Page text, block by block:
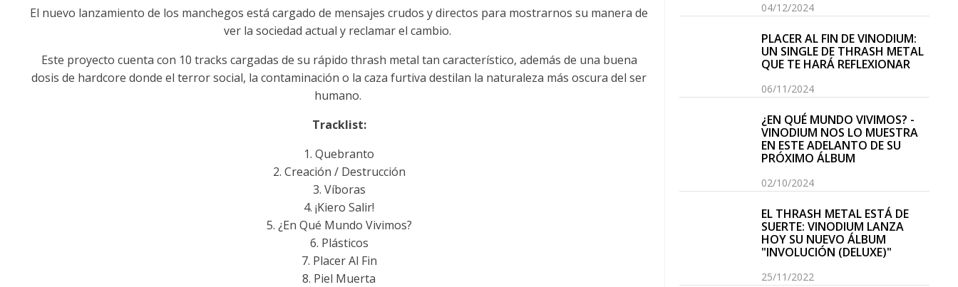
El nuevo lanzamiento de los manchegos está cargado de mensajes crudos y directos para mostrarnos su manera de
ver la sociedad actual y reclamar el cambio.
Este proyecto cuenta con 10 tracks cargadas de su rápido thrash metal tan característico, además de una buena
dosis de hardcore donde el terror social, la contaminación o la caza furtiva destilan la naturaleza más oscura del ser
humano.
Tracklist:
1. Quebranto
2. Creación / Destrucción
3. Víboras
4. ¡Kiero Salir!
5. ¿En Qué Mundo Vivimos?
6. Plásticos
7. Placer Al Fin
8. Piel Muerta
04/12/2024
PLACER AL FIN DE VINODIUM:
UN SINGLE DE THRASH METAL
QUE TE HARÁ REFLEXIONAR
06/11/2024
¿EN QUÉ MUNDO VIVIMOS? -
VINODIUM NOS LO MUESTRA
EN ESTE ADELANTO DE SU
PRÓXIMO ÁLBUM
02/10/2024
EL THRASH METAL ESTÁ DE
SUERTE: VINODIUM LANZA
HOY SU NUEVO ÁLBUM
"INVOLUCIÓN (DELUXE)"
25/11/2022